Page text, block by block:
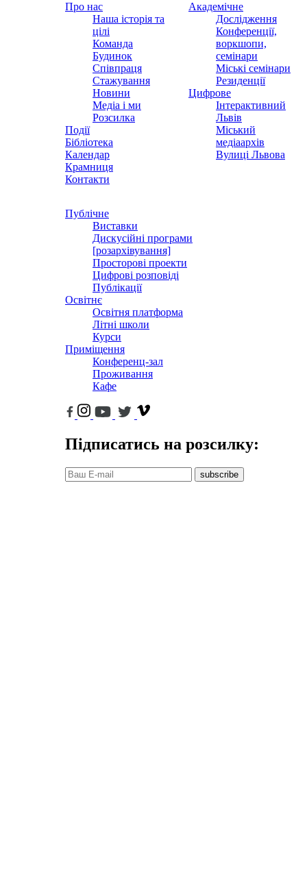
Про нас
Наша історія та
цілі
Команда
Будинок
Співпраця
Стажування
Новини
Медіа і ми
Розсилка
Події
Бібліотека
Календар
Крамниця
Контакти
Академічне
Дослідження
Конференції,
воркшопи,
семінари
Міські семінари
Резиденції
Цифрове
Інтерактивний
Львів
Міський
медіаархів
Вулиці Львова
Публічне
Виставки
Дискусійні програми
[розархівування]
Просторові проекти
Цифрові розповіді
Публікації
Освітнє
Освітня платформа
Літні школи
Курси
Приміщення
Конференц-зал
Проживання
Кафе
Підписатись на розсилку:
subscribe